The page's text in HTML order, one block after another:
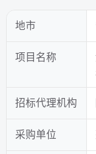
地市
项目名称
招标代理机构
采购单位